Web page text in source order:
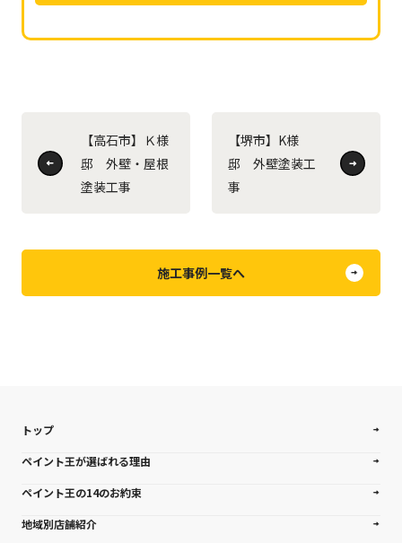
【高石市】Ｋ様
邸 外壁・屋根
塗装工事
【堺市】K様
邸 外壁塗装工
事
施工事例一覧へ
トップ
ペイント王が選ばれる理由
ペイント王の14のお約束
地域別店舗紹介